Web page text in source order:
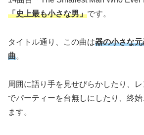
「史上最も小さな男」です。
タイトル通り、この曲は器の小さな
曲。
周囲に語り手を見せびらかしたり、
でパーティーを台無しにしたり、終
ます。